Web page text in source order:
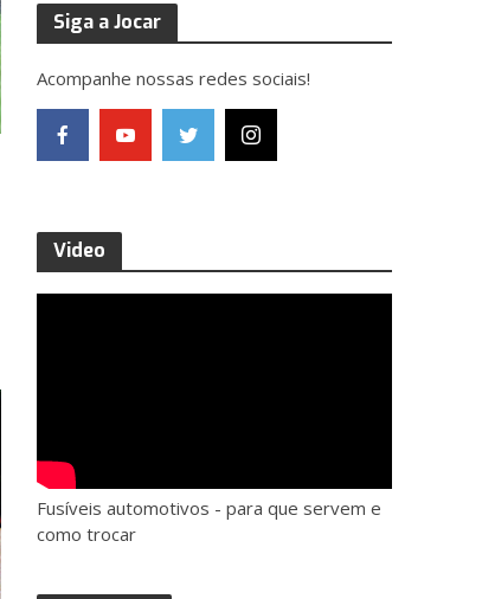
Siga a Jocar
Acompanhe nossas redes sociais!
Video
Fusíveis automotivos - para que servem e
como trocar